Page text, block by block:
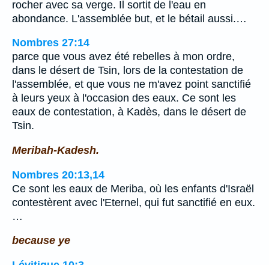
rocher avec sa verge. Il sortit de l'eau en
abondance. L'assemblée but, et le bétail aussi.…
Nombres 27:14
parce que vous avez été rebelles à mon ordre,
dans le désert de Tsin, lors de la contestation de
l'assemblée, et que vous ne m'avez point sanctifié
à leurs yeux à l'occasion des eaux. Ce sont les
eaux de contestation, à Kadès, dans le désert de
Tsin.
Meribah-Kadesh.
Nombres 20:13,14
Ce sont les eaux de Meriba, où les enfants d'Israël
contestèrent avec l'Eternel, qui fut sanctifié en eux.
…
because ye